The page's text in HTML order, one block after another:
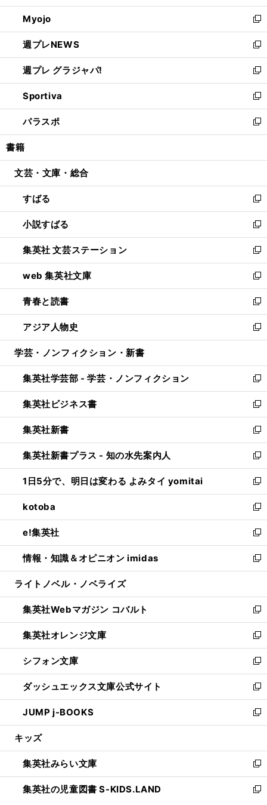
開
く
ウ
で
開
く
ン
ド
ウ
で
開
く
ウ
ィ
ン
ド
ウ
で
開
く
Myojo
新
し
い
ウ
ィ
ン
ド
ウ
で
開
週プレNEWS
新
し
い
ウ
ィ
ン
ド
ウ
開
週プレ グラジャパ!
新
し
い
ウ
ィ
ン
ウ
開
く
Sportiva
新
し
い
ウ
ン
ウ
で
開
く
パラスポ
新
し
ウ
ン
ド
ウ
で
開
く
書籍
文芸・文庫・総合
すばる
新
し
い
ウ
ィ
ン
ド
ウ
で
開
く
小説すばる
新
し
い
ウ
ィ
ン
ド
ウ
で
開
集英社 文芸ステーション
新
し
い
ウ
ィ
ン
ド
ウ
開
く
web 集英社文庫
新
し
い
ウ
ィ
ン
ウ
で
開
く
青春と読書
新
し
い
ウ
ン
ド
ウ
で
開
く
アジア人物史
新
し
ウ
ィ
ン
ド
ウ
で
開
く
学芸・ノンフィクション・新書
集英社学芸部 - 学芸・ノンフィクション
新
し
い
ウ
ィ
ン
ド
ウ
で
開
く
集英社ビジネス書
新
し
い
ウ
ィ
ン
ド
ウ
で
開
く
集英社新書
新
し
い
ウ
ィ
ン
ド
ウ
で
開
く
集英社新書プラス - 知の水先案内人
新
し
い
ウ
ィ
ン
ド
ウ
で
開
1日5分で、明日は変わる よみタイ yomitai
新
し
い
ウ
ィ
ン
ド
ウ
開
く
kotoba
新
し
い
ウ
ィ
ン
ウ
で
開
く
e!集英社
新
し
い
ウ
ン
ド
ウ
で
開
く
情報・知識＆オピニオン imidas
新
し
ウ
ィ
ン
ド
ウ
で
開
く
ライトノベル・ノベライズ
集英社Webマガジン コバルト
新
し
い
ウ
ィ
ン
ド
ウ
で
開
集英社オレンジ文庫
新
し
い
ウ
ィ
ン
ド
ウ
開
く
シフォン文庫
新
し
い
ウ
ィ
ン
ウ
で
開
く
ダッシュエックス文庫公式サイト
新
し
い
ウ
ン
ド
ウ
で
JUMP j-BOOKS
新
し
ウ
ィ
ン
ド
キッズ
集英社みらい文庫
新
し
い
集英社の児童図書 S-KIDS.LAND
新